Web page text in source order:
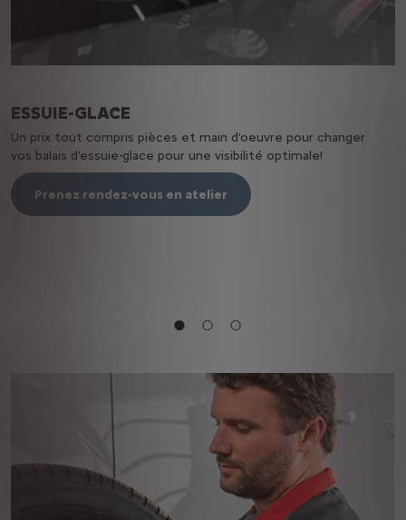
ESSUIE-GLACE
Un prix tout compris pièces et main d'oeuvre pour changer
vos balais d'essuie-glace pour une visibilité optimale!
Prenez rendez-vous en atelier